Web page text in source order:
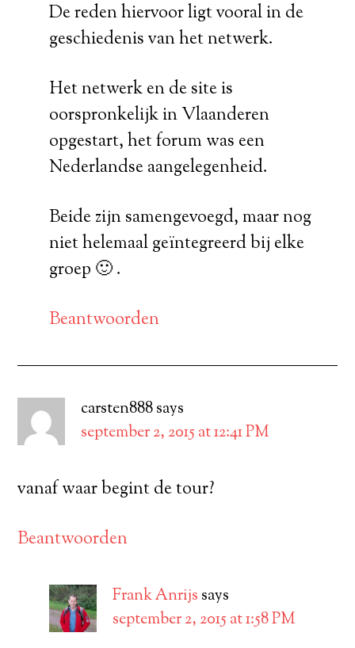
De reden hiervoor ligt vooral in de
geschiedenis van het netwerk.
Het netwerk en de site is
oorspronkelijk in Vlaanderen
opgestart, het forum was een
Nederlandse aangelegenheid.
Beide zijn samengevoegd, maar nog
niet helemaal geïntegreerd bij elke
groep 🙂 .
Beantwoorden
carsten888says
september 2, 2015 at 12:41 PM
vanaf waar begint de tour?
Beantwoorden
Frank Anrijs says
september 2, 2015 at 1:58 PM